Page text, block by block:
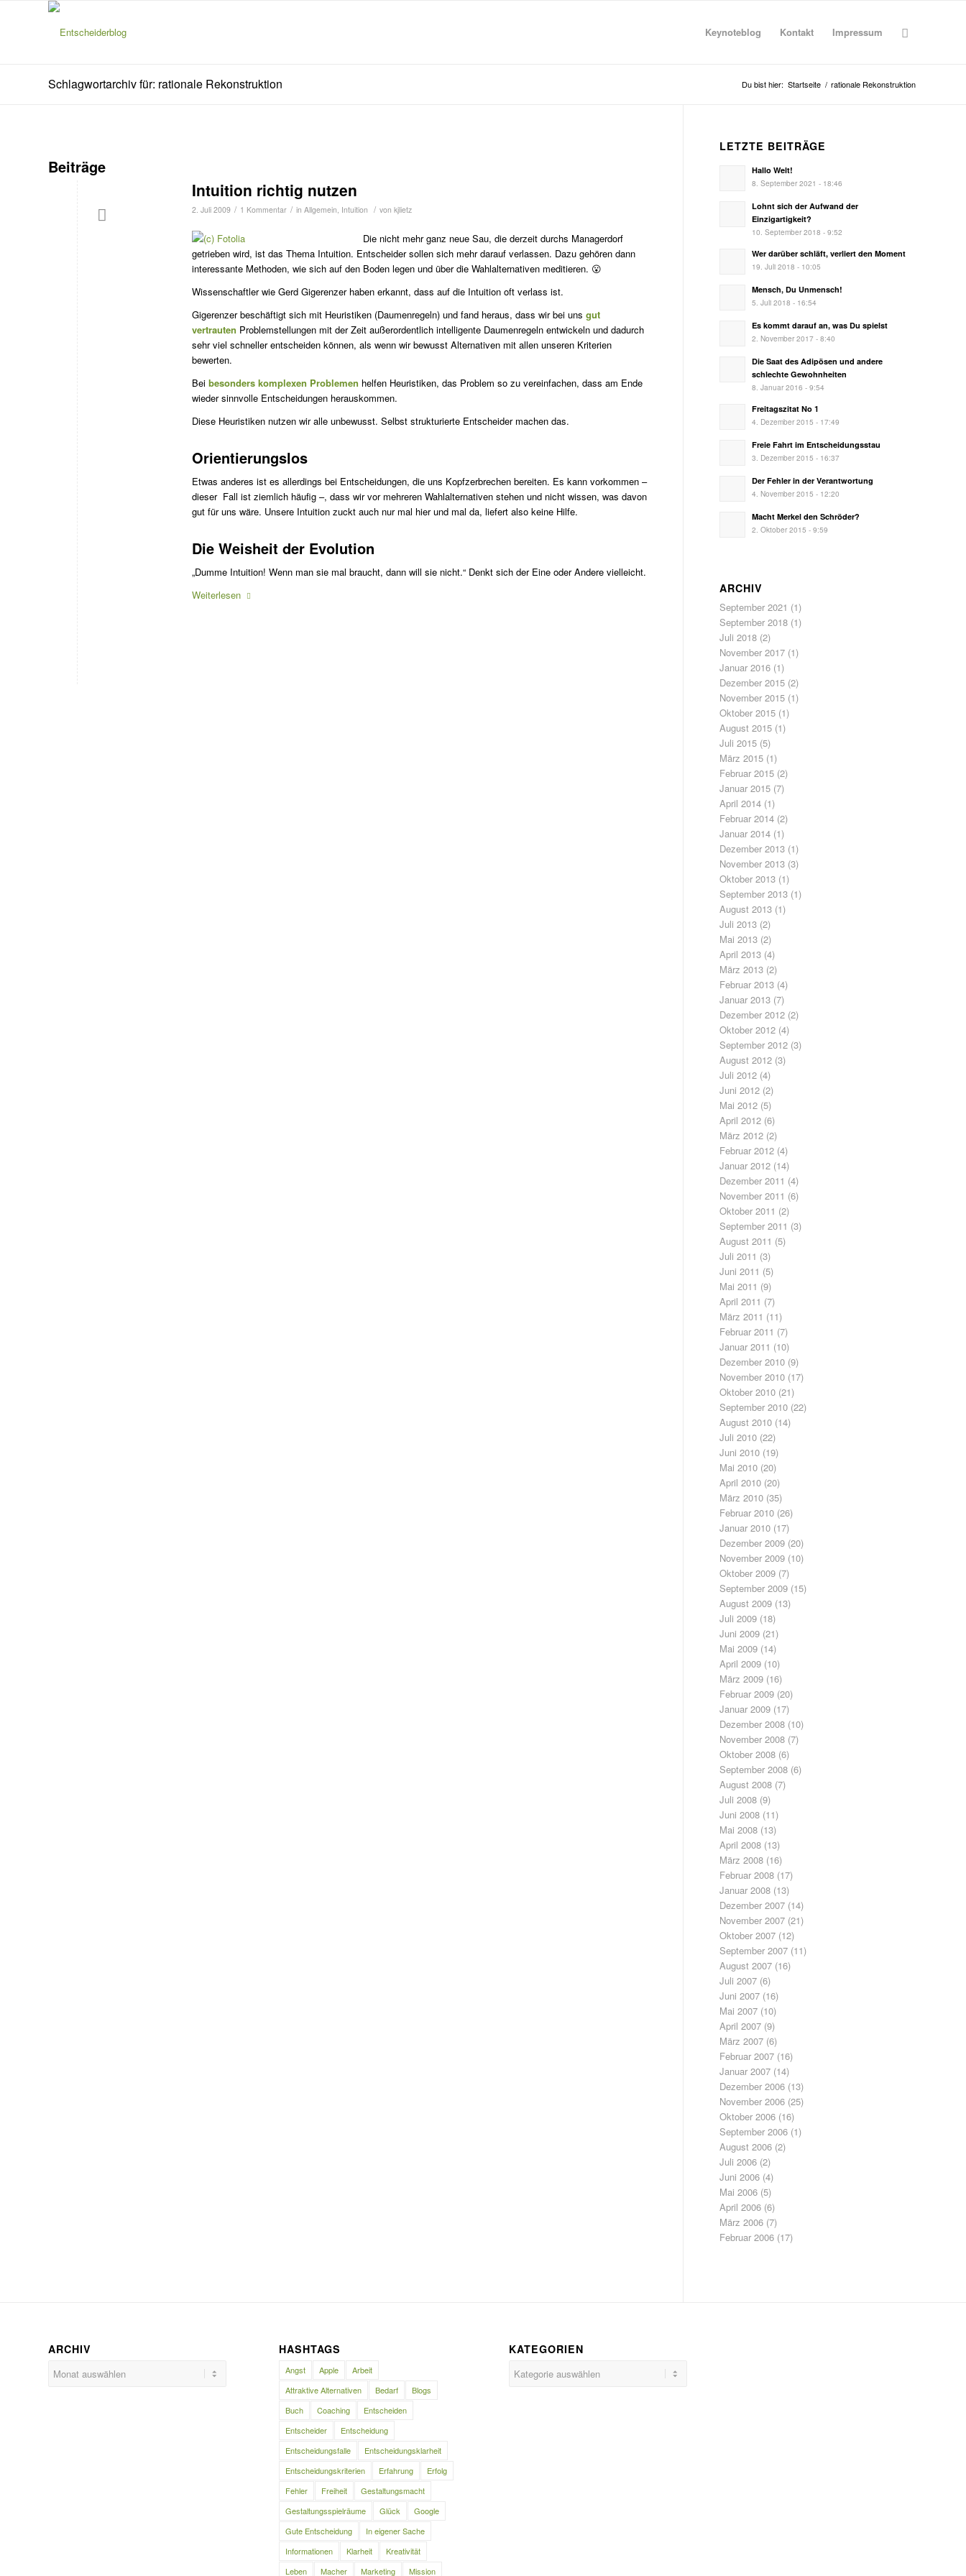
Keynoteblog Kontakt Impressum
Schlagwortarchiv für: rationale Rekonstruktion Du bist hier: Startseite / rationale Rekonstruktion
Beiträge
Intuition richtig nutzen
2. Juli 2009 / 1 Kommentar / in Allgemein, Intuition / von kjlietz
Die nicht mehr ganz neue Sau, die derzeit durchs Managerdorf
getrieben wird, ist das Thema Intuition. Entscheider sollen sich mehr darauf verlassen. Dazu gehören dann
interessante Methoden, wie sich auf den Boden legen und über die Wahlalternativen meditieren. 😮
Wissenschaftler wie Gerd Gigerenzer haben erkannt, dass auf die Intuition oft verlass ist.
Gigerenzer beschäftigt sich mit Heuristiken (Daumenregeln) und fand heraus, dass wir bei uns gut
vertrauten Problemstellungen mit der Zeit außerordentlich intelligente Daumenregeln entwickeln und dadurch
sehr viel schneller entscheiden können, als wenn wir bewusst Alternativen mit allen unseren Kriterien
bewerten.
Bei besonders komplexen Problemen helfen Heuristiken, das Problem so zu vereinfachen, dass am Ende
wieder sinnvolle Entscheidungen herauskommen.
Diese Heuristiken nutzen wir alle unbewusst. Selbst strukturierte Entscheider machen das.
Orientierungslos
Etwas anderes ist es allerdings bei Entscheidungen, die uns Kopfzerbrechen bereiten. Es kann vorkommen –
dieser Fall ist ziemlich häufig –, dass wir vor mehreren Wahlalternativen stehen und nicht wissen, was davon
gut für uns wäre. Unsere Intuition zuckt auch nur mal hier und mal da, liefert also keine Hilfe.
Die Weisheit der Evolution
„Dumme Intuition! Wenn man sie mal braucht, dann will sie nicht.“ Denkt sich der Eine oder Andere vielleicht.
Weiterlesen
LETZTE BEITRÄGE
Hallo Welt!
8. September 2021 - 18:46
Lohnt sich der Aufwand der
Einzigartigkeit?
10. September 2018 - 9:52
Wer darüber schläft, verliert den Moment
19. Juli 2018 - 10:05
Mensch, Du Unmensch!
5. Juli 2018 - 16:54
Es kommt darauf an, was Du spielst
2. November 2017 - 8:40
Die Saat des Adipösen und andere
schlechte Gewohnheiten
8. Januar 2016 - 9:54
Freitagszitat No 1
4. Dezember 2015 - 17:49
Freie Fahrt im Entscheidungsstau
3. Dezember 2015 - 16:37
Der Fehler in der Verantwortung
4. November 2015 - 12:20
Macht Merkel den Schröder?
2. Oktober 2015 - 9:59
ARCHIV
September 2021 (1)
September 2018 (1)
Juli 2018 (2)
November 2017 (1)
Januar 2016 (1)
Dezember 2015 (2)
November 2015 (1)
Oktober 2015 (1)
August 2015 (1)
Juli 2015 (5)
März 2015 (1)
Februar 2015 (2)
Januar 2015 (7)
April 2014 (1)
Februar 2014 (2)
Januar 2014 (1)
Dezember 2013 (1)
November 2013 (3)
Oktober 2013 (1)
September 2013 (1)
August 2013 (1)
Juli 2013 (2)
Mai 2013 (2)
April 2013 (4)
März 2013 (2)
Februar 2013 (4)
Januar 2013 (7)
Dezember 2012 (2)
Oktober 2012 (4)
September 2012 (3)
August 2012 (3)
Juli 2012 (4)
Juni 2012 (2)
Mai 2012 (5)
April 2012 (6)
März 2012 (2)
Februar 2012 (4)
Januar 2012 (14)
Dezember 2011 (4)
November 2011 (6)
Oktober 2011 (2)
September 2011 (3)
August 2011 (5)
Juli 2011 (3)
Juni 2011 (5)
Mai 2011 (9)
April 2011 (7)
März 2011 (11)
Februar 2011 (7)
Januar 2011 (10)
Dezember 2010 (9)
November 2010 (17)
Oktober 2010 (21)
September 2010 (22)
August 2010 (14)
Juli 2010 (22)
Juni 2010 (19)
Mai 2010 (20)
April 2010 (20)
März 2010 (35)
Februar 2010 (26)
Januar 2010 (17)
Dezember 2009 (20)
November 2009 (10)
Oktober 2009 (7)
September 2009 (15)
August 2009 (13)
Juli 2009 (18)
Juni 2009 (21)
Mai 2009 (14)
April 2009 (10)
März 2009 (16)
Februar 2009 (20)
Januar 2009 (17)
Dezember 2008 (10)
November 2008 (7)
Oktober 2008 (6)
September 2008 (6)
August 2008 (7)
Juli 2008 (9)
Juni 2008 (11)
Mai 2008 (13)
April 2008 (13)
März 2008 (16)
Februar 2008 (17)
Januar 2008 (13)
Dezember 2007 (14)
November 2007 (21)
Oktober 2007 (12)
September 2007 (11)
August 2007 (16)
Juli 2007 (6)
Juni 2007 (16)
Mai 2007 (10)
April 2007 (9)
März 2007 (6)
Februar 2007 (16)
Januar 2007 (14)
Dezember 2006 (13)
November 2006 (25)
Oktober 2006 (16)
September 2006 (1)
August 2006 (2)
Juli 2006 (2)
Juni 2006 (4)
Mai 2006 (5)
April 2006 (6)
März 2006 (7)
Februar 2006 (17)
ARCHIV HASHTAGS
Angst Apple
Arbeit
Attraktive Alternativen
Bedarf
Blogs
Buch
Coaching
Entscheiden
Entscheider
Entscheidung
Entscheidungsfalle
Entscheidungsklarheit
Entscheidungskriterien
Erfahrung
Erfolg
Fehler
Freiheit
Gestaltungsmacht
Gestaltungsspielräume
Glück
Google
Gute Entscheidung
In eigener Sache
Informationen
Klarheit
Kreativität
Leben
Macher Marketing Mission
KATEGORIEN